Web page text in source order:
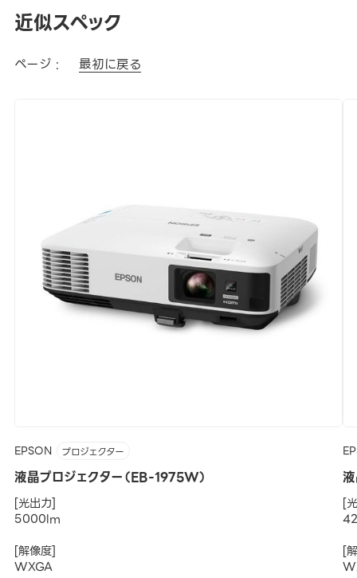
近似スペック
ページ : 最初に戻る
EPSON プロジェクター
液晶プロジェクター（EB-1975W）
[光出力]
5000lm
[解像度]
WXGA
[
[